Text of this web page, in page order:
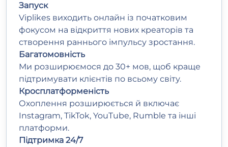
Запуск
Viplikes виходить онлайн із початковим
фокусом на відкриття нових креаторів та
створення раннього імпульсу зростання.
Багатомовність
Ми розширюємося до 30+ мов, щоб краще
підтримувати клієнтів по всьому світу.
Кросплатформеність
Охоплення розширюється й включає
Instagram, TikTok, YouTube, Rumble та інші
платформи.
Підтримка 24/7